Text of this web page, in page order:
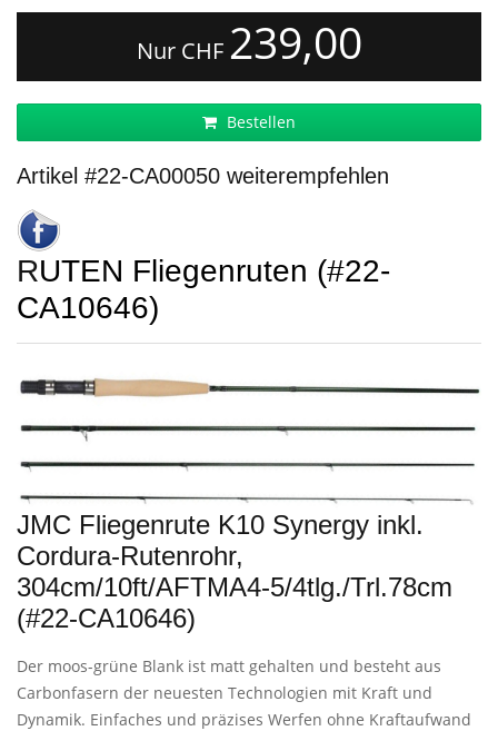
Nur CHF 239,00
Bestellen
Artikel #22-CA00050 weiterempfehlen
RUTEN Fliegenruten (#22-
CA10646)
JMC Fliegenrute K10 Synergy inkl.
Cordura-Rutenrohr,
304cm/10ft/AFTMA4-5/4tlg./Trl.78cm
(#22-CA10646)
Der moos-grüne Blank ist matt gehalten und besteht aus
Carbonfasern der neuesten Technologien mit Kraft und
Dynamik. Einfaches und präzises Werfen ohne Kraftaufwand